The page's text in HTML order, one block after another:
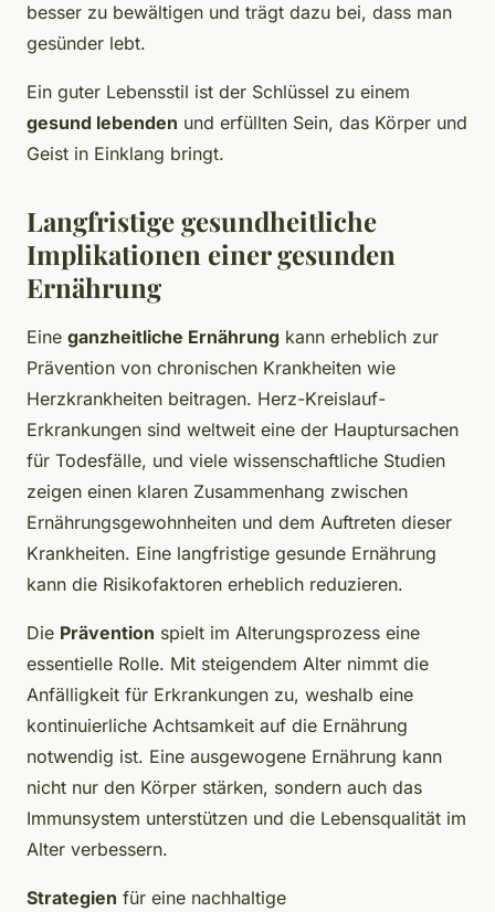
besser zu bewältigen und trägt dazu bei, dass man
gesünder lebt.
Ein guter Lebensstil ist der Schlüssel zu einem
gesund lebenden und erfüllten Sein, das Körper und
Geist in Einklang bringt.
Langfristige gesundheitliche
Implikationen einer gesunden
Ernährung
Eine ganzheitliche Ernährung kann erheblich zur
Prävention von chronischen Krankheiten wie
Herzkrankheiten beitragen. Herz-Kreislauf-
Erkrankungen sind weltweit eine der Hauptursachen
für Todesfälle, und viele wissenschaftliche Studien
zeigen einen klaren Zusammenhang zwischen
Ernährungsgewohnheiten und dem Auftreten dieser
Krankheiten. Eine langfristige gesunde Ernährung
kann die Risikofaktoren erheblich reduzieren.
Die Prävention spielt im Alterungsprozess eine
essentielle Rolle. Mit steigendem Alter nimmt die
Anfälligkeit für Erkrankungen zu, weshalb eine
kontinuierliche Achtsamkeit auf die Ernährung
notwendig ist. Eine ausgewogene Ernährung kann
nicht nur den Körper stärken, sondern auch das
Immunsystem unterstützen und die Lebensqualität im
Alter verbessern.
Strategien für eine nachhaltige